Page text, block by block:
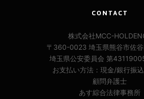
CONTACT
株式会社MCC-
〒360-0023 埼玉県熊谷市佐
埼玉県公安委員会 第
お支払い方法：現金/銀行振
顧問弁護士
あす綜合法律事務所